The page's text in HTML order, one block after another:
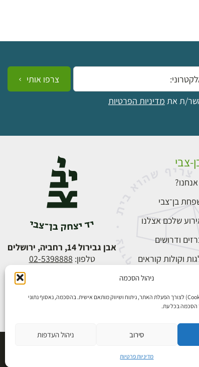
ניהול הסכמה
אנו משתמשים בעוגיות (Cookies) לצורך הפעלת האתר, ניתוח ושיווק מותאם אישית. בהסכמה, נאסוף נתוני
הסכמה בכל עת.
סירוב ניהול העדפות
מדיניות פרטיות
ת את מדיניות הפרטיות
צרפו אותי
צבי
בן־צבי
שלכם אצלנו
ודרושים
וקולות קוראים
אבן גבירול 14, רחביה, ירושלים
טלפון: 02-5398888